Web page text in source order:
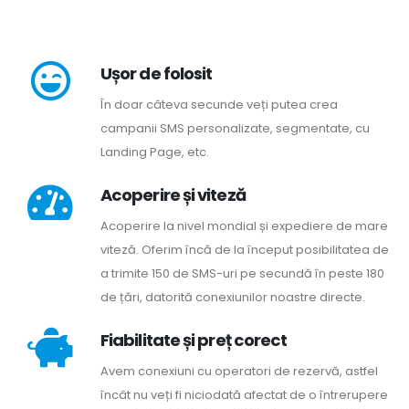
Ușor de folosit
În doar câteva secunde veți putea crea
campanii SMS personalizate, segmentate, cu
Landing Page, etc.
Acoperire și viteză
Acoperire la nivel mondial și expediere de mare
viteză. Oferim încă de la început posibilitatea de
a trimite 150 de SMS-uri pe secundă în peste 180
de țări, datorită conexiunilor noastre directe.
Fiabilitate și preț corect
Avem conexiuni cu operatori de rezervă, astfel
încât nu veți fi niciodată afectat de o întrerupere